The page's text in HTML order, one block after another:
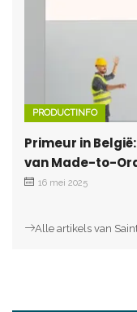
PRODUCTINFO
Primeur in
van Made-to-
16 mei 2025
Alle artikels van